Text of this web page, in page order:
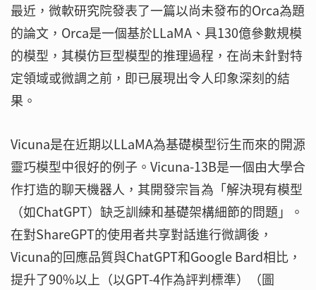
最近，微軟研究院發表了一篇以尚未發布的Orca為題
的論文，Orca是一個基於LLaMA、具130億參數規模
的模型，其模仿巨型模型的推理過程，在尚未針對特
定領域或微調之前，即已展現出令人印象深刻的結
果。
Vicuna是在近期以LLaMA為基礎模型衍生而來的開源
靈巧模型中很好的例子。Vicuna-13B是一個由大學合
作打造的聊天機器人，其開發宗旨為「解決現有模型
（如ChatGPT）缺乏訓練和基礎架構細節的問題」。
在對ShareGPT的使用者共享對話進行微調後，
Vicuna的回應品質與ChatGPT和Google Bard相比，
提升了90%以上（以GPT-4作為評判標準）（圖